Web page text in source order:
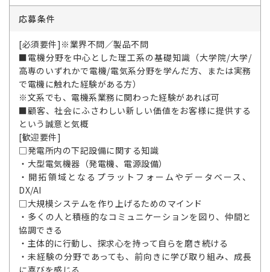
応募条件
[必須要件]※業界不問／製品不問
■電機分野を中心とした理工系の基礎知識（大学院/大学/
高専のいずれかで電機/電気系分野を学んだ方、または実務
で電機に触れた経験がある方）
※文系でも、電機系業務に関わった経験があれば可
■顧客、社会にふさわしい新しい価値をお客様に提供する
という誠意と気概
[歓迎要件]
□発電所内の下記設備に関する知識
・大型電気機器（発電機、電源設備）
・開拓領域となるプラットフォームやデータベース、
DX/AI
□大規模システムを作り上げるためのマインド
・多くの人と積極的なコミュニケーションを図り、仲間と
協調できる
・主体的に行動し、探求心を持って自らを磨き続ける
・未経験の分野であっても、前向きに学び取り組み、成長